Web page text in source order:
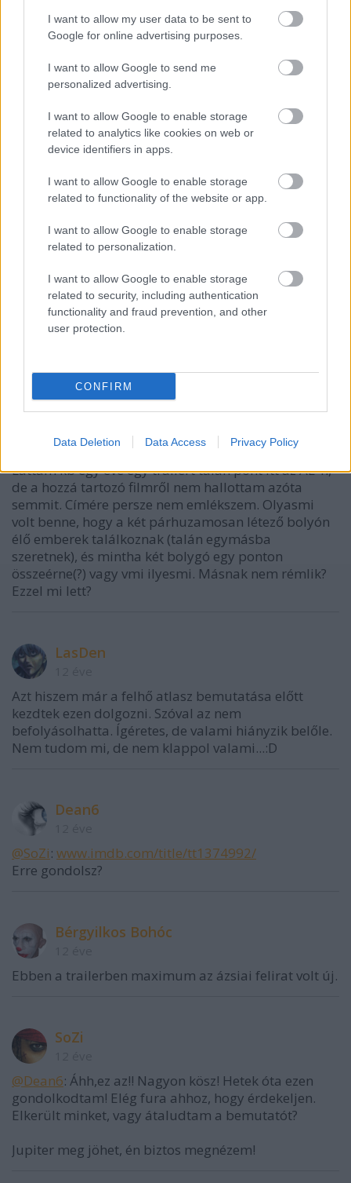
I want to allow my user data to be sent to
Google for online advertising purposes.
I want to allow Google to send me
personalized advertising.
I want to allow Google to enable storage
related to analytics like cookies on web or
device identifiers in apps.
I want to allow Google to enable storage
related to functionality of the website or app.
I want to allow Google to enable storage
related to personalization.
I want to allow Google to enable storage
related to security, including authentication
functionality and fraud prevention, and other
user protection.
CONFIRM
Data Deletion Data Access Privacy Policy
Eddig ígéretesnek tűnik!
theus
Dean6
12 éve
A trailer tetszetős,bár Mila Kunis szerintem annyira
nem illik ebbe az egész világba,csak néz
felhőatlasz nálam nagyon egyszer nézős volt,de
egyszer nagyon is jó.A felhőatlasz hatalmas buktája
után,csodálkozom,hogy engedték nekik megcsinálni
ezt,de van egy olyan érzésem, ez sem fogja hozni az
SoZi
Láttam kb egy éve egy trailert talán pont itt az AE-n,
de a hozzá tartozó filmről nem hallottam azóta
semmit. Címére persze nem emlékszem. Olyasmi
volt benne, hogy a két párhuzamosan létező bolyón
élő emberek találkoznak (talán egymásba
szeretnek), és mintha két bolygó egy ponton
összeérne(?) vagy vmi ilyesmi. Másnak nem rémlik?
Ezzel mi lett?
LasDen
Azt hiszem már a felhő atlasz bemutatása előtt
kezdtek ezen dolgozni. Szóval az nem
befolyásolhatta. Ígéretes, de valami hiányzik belőle.
Nem tudom mi, de nem klappol valami...:D
Dean6
@SoZi: www.imdb.com/title/tt1374992/
Erre gondolsz?
Bérgyilkos Bohóc
Ebben a trailerben maximum az ázsiai felirat volt új.
SoZi
@Dean6: Áhh,ez az!! Nagyon kösz! Hetek óta ezen
gondolkodtam! Elég fura ahhoz, hogy érdekeljen.
Elkerült minket, vagy átaludtam a bemutatót?
Jupiter meg jöhet, én biztos megnézem!